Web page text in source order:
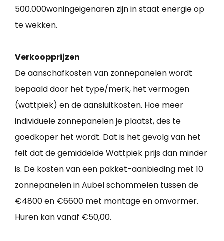
500.000woningeigenaren zijn in staat energie op
te wekken.
Verkoopprijzen
De aanschafkosten van zonnepanelen wordt
bepaald door het type/merk, het vermogen
(wattpiek) en de aansluitkosten. Hoe meer
individuele zonnepanelen je plaatst, des te
goedkoper het wordt. Dat is het gevolg van het
feit dat de gemiddelde Wattpiek prijs dan minder
is. De kosten van een pakket-aanbieding met 10
zonnepanelen in Aubel schommelen tussen de
€4800 en €6600 met montage en omvormer.
Huren kan vanaf €50,00.